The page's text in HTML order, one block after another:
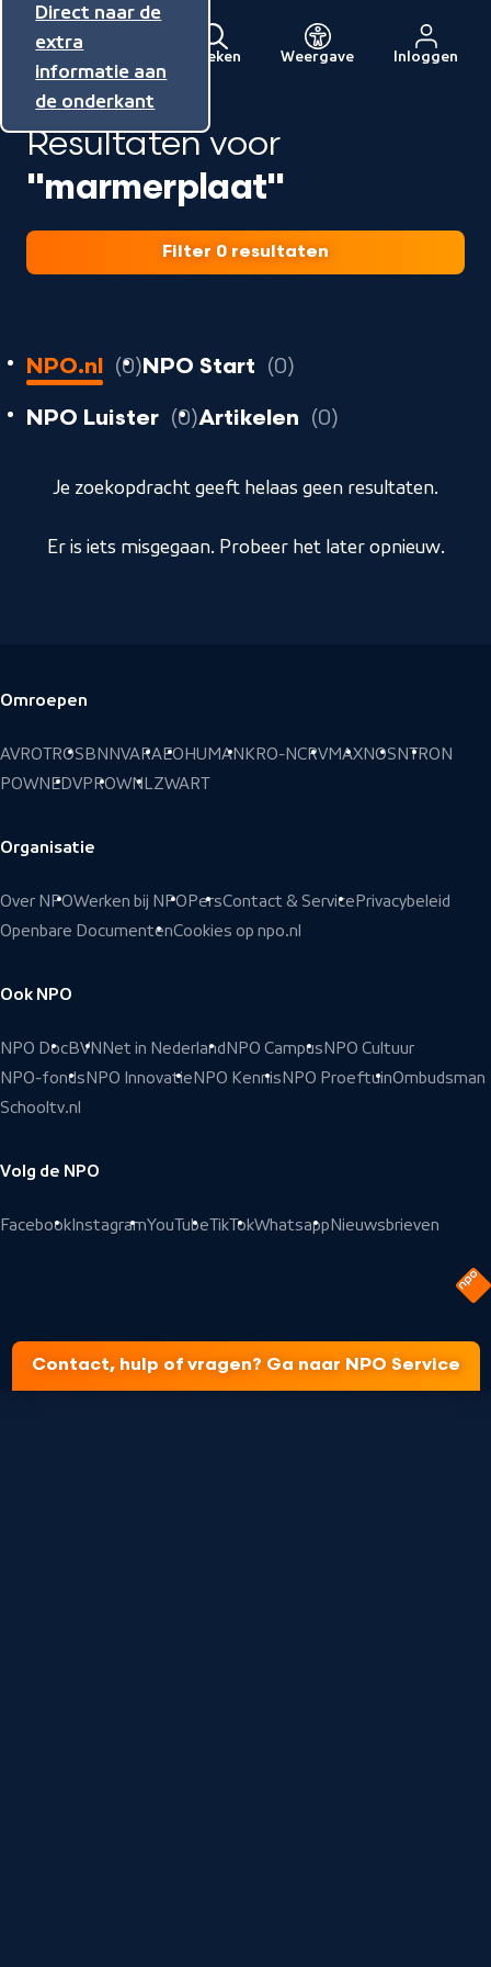
Direct naar de
inhoud
Direct naar de
hoofdnavigatie
Direct naar de
extra
informatie aan
de onderkant
Menu
Naar
de
beginpagina
van
NPO
Zoeken Weergave Inloggen
Resultaten voor
"marmerplaat"
Filter 0 resultaten
0
resultaten
geladen
NPO.nl 0 resultaten
NPO Start 0
NPO Luister
0 resultaten
Artikelen 0
Je zoekopdracht geeft helaas geen resultaten.
Er is iets misgegaan. Probeer het later opnieuw.
Voettekst
Omroepen
AVROTROS BNNVARAEO HUMAN KRO-NCRVMAXNOS NTRON
POWNEDVPROWNLZWART
Organisatie
Over NPOWerken bij NPO PersContact & Service Privacybeleid
Openbare DocumentenCookies op npo.nl
Ook NPO
NPO DocBVN Net in Nederland NPO Campus NPO Cultuur
NPO-fonds NPO Innovatie NPO Kennis NPO ProeftuinOmbudsman
Schooltv.nl
Volg de NPO
Facebook InstagramYouTubeTikTokWhatsapp Nieuwsbrieven
Contact, hulp of vragen? Ga naar NPO Service